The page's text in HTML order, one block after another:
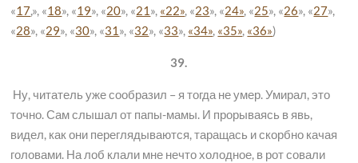
«17,», «18», «19», «20», «21 », «22», «23», «24», «25», «26», «27»,
«28», «29», «30», «31 », «32», «33», «34», «35», «36»)
39.
Ну, читатель уже сообразил – я тогда не умер. Умирал, это
точно. Сам слышал от папы-мамы. И прорываясь в явь,
видел, как они переглядываются, таращась и скорбно качая
головами. На лоб клали мне нечто холодное, в рот совали